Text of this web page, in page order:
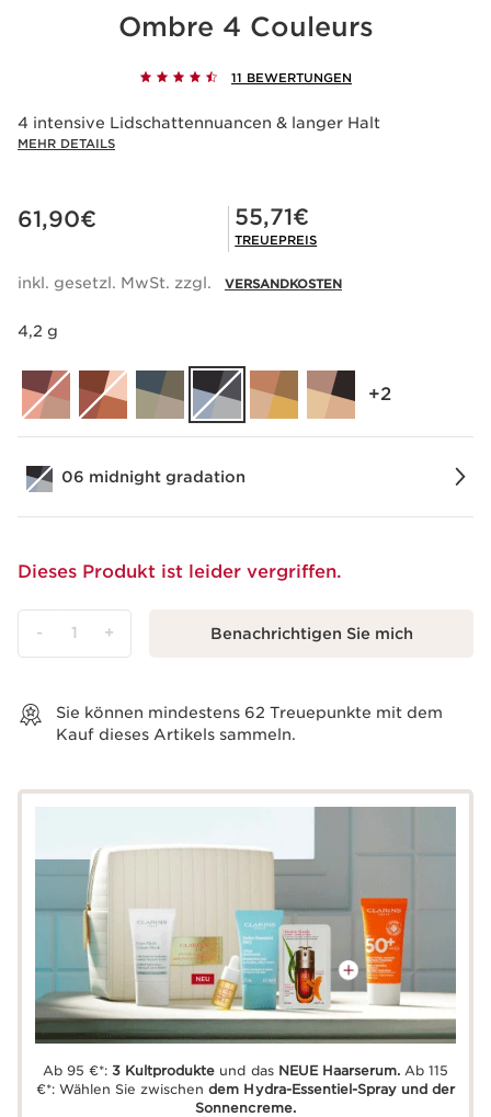
Ombre 4 Couleurs
11 BEWERTUNGEN
4 intensive Lidschattennuancen & langer Halt
MEHR DETAILS
Aktueller Preis 61,90€
61,90€ Mitgliederpreis 55,71€
55,71€
TREUEPREIS
inkl. gesetzl. MwSt. zzgl. VERSANDKOSTEN
4,2 g
‎+2
06 midnight gradation
Dieses Produkt ist leider vergriffen.
- 1 + Benachrichtigen Sie mich
Sie können mindestens 62 Treuepunkte mit dem
Kauf dieses Artikels sammeln.
Ab 95 €*:3 Kultprodukte und das NEUE Haarserum.Ab 115
€*: Wählen Sie zwischendem Hydra-Essentiel-Spray und der
Sonnencreme.